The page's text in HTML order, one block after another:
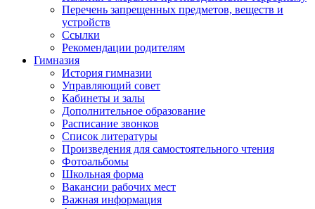
Перечень запрещенных предметов, веществ и
устройств
Ссылки
Рекомендации родителям
Гимназия
История гимназии
Управляющий совет
Кабинеты и залы
Дополнительное образование
Расписание звонков
Список литературы
Произведения для самостоятельного чтения
Фотоальбомы
Школьная форма
Вакансии рабочих мест
Важная информация